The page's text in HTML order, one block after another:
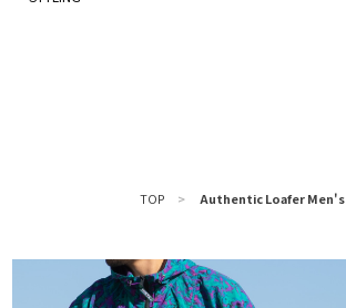
TOP > Authentic Loafer Men's